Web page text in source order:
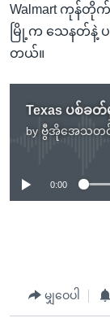
Walmart ကုန်တို
မြို့က သေနတ်နဲ့ ပ
တယ်။
Texas ပစ်ခ
by ဗွီအိုအေသတင်
No
0:00
မျှဝေပါ